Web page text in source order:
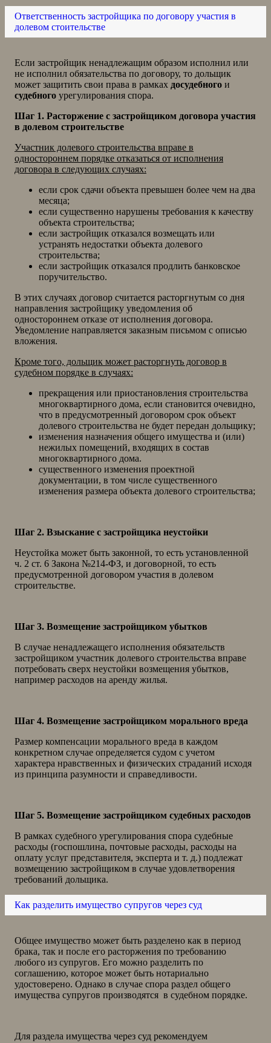
Ответственность застройщика по договору участия в
долевом стоительстве
Если застройщик ненадлежащим образом исполнил или
не исполнил обязательства по договору, то дольщик
может защитить свои права в рамках досудебного и
судебного урегулирования спора.
Шаг 1. Расторжение с застройщиком договора участия
в долевом строительстве
Участник долевого строительства вправе в
одностороннем порядке отказаться от исполнения
договора в следующих случаях:
если срок сдачи объекта превышен более чем на два
месяца;
если существенно нарушены требования к качеству
объекта строительства;
если застройщик отказался возмещать или
устранять недостатки объекта долевого
строительства;
если застройщик отказался продлить банковское
поручительство.
В этих случаях договор считается расторгнутым со дня
направления застройщику уведомления об
одностороннем отказе от исполнения договора.
Уведомление направляется заказным письмом с описью
вложения.
Кроме того, дольщик может расторгнуть договор в
судебном порядке в случаях:
прекращения или приостановления строительства
многоквартирного дома, если становится очевидно,
что в предусмотренный договором срок объект
долевого строительства не будет передан дольщику;
изменения назначения общего имущества и (или)
нежилых помещений, входящих в состав
многоквартирного дома.
существенного изменения проектной
документации, в том числе существенного
изменения размера объекта долевого строительства;
Шаг 2. Взыскание с застройщика неустойки
Неустойка может быть законной, то есть установленной
ч. 2 ст. 6 Закона №214-ФЗ, и договорной, то есть
предусмотренной договором участия в долевом
строительстве.
Шаг 3. Возмещение застройщиком убытков
В случае ненадлежащего исполнения обязательств
застройщиком участник долевого строительства вправе
потребовать сверх неустойки возмещения убытков,
например расходов на аренду жилья.
Шаг 4. Возмещение застройщиком морального вреда
Размер компенсации морального вреда в каждом
конкретном случае определяется судом с учетом
характера нравственных и физических страданий исходя
из принципа разумности и справедливости.
Шаг 5. Возмещение застройщиком судебных расходов
В рамках судебного урегулирования спора судебные
расходы (госпошлина, почтовые расходы, расходы на
оплату услуг представителя, эксперта и т. д.) подлежат
возмещению застройщиком в случае удовлетворения
требований дольщика.
Как разделить имущество супругов через суд
Общее имущество может быть разделено как в период
брака, так и после его расторжения по требованию
любого из супругов. Его можно разделить по
соглашению, которое может быть нотариально
удостоверено. Однако в случае спора раздел общего
имущества супругов производятся в судебном порядке.
Для раздела имущества через суд рекомендуем